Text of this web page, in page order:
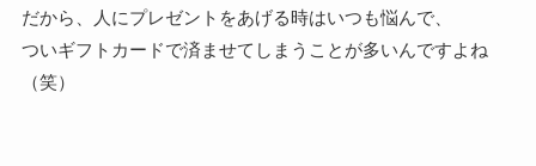
だから、人にプレゼントをあげる時はいつも悩んで、
ついギフトカードで済ませてしまうことが多いんですよね
（笑）